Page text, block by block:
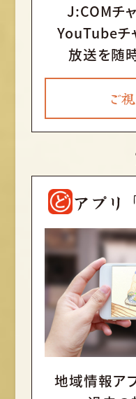
J:COMチ
YouTubeチ
放送を随
ご
アプリ
地域情報アプ